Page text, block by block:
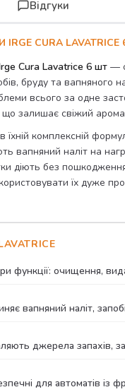
Відгуки
CURA
Cura Lavatrice 6 шт —
бруду та вапняного
всього за одне
залишає свіжий
їхній комплексній
вапняний наліт на
діють без
їх дуже
функції: очищення,
вапняний наліт,
джерела запахів,
для автоматів із